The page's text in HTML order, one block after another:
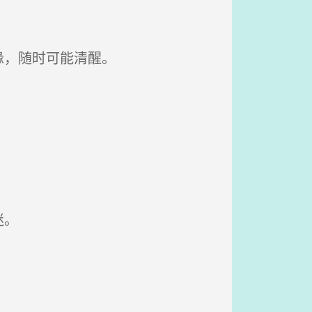
随时可能清醒。